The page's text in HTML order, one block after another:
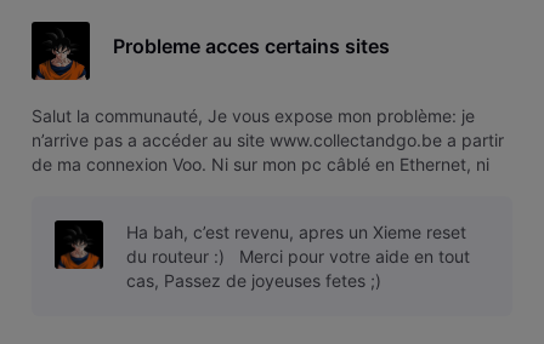
Probleme acces certains sites
Salut la communauté, Je vous expose mon problème: je
n’arrive pas a accéder au site www.collectandgo.be a partir
de ma connexion Voo. Ni sur mon pc câblé en Ethernet, ni
explication? Merci d’ava
Ha bah, c’est revenu, apres un Xieme reset
du routeur :) Merci pour votre aide en tout
cas, Passez de joyeuses fetes ;)